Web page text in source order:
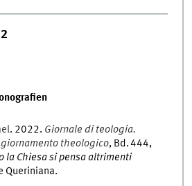
. 2022. Giornale di teologia.
theologico, Bd.444,
la Chiesa si pensa altrimenti
Queriniana.